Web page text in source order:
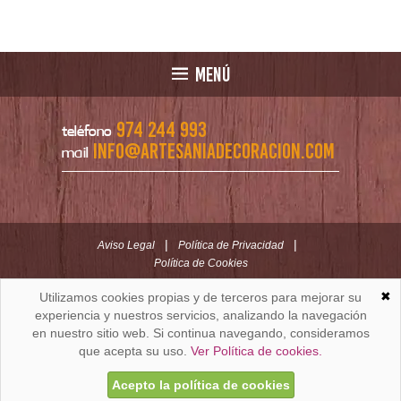
MENÚ
teléfono 974 244 993
mail info@artesaniadecoracion.com
Aviso Legal | Política de Privacidad |
Política de Cookies
ARTESANÍAYDECORACION.COM
C/ Padre Huesca nº 30 | Oficina C/ Roldán nº 5 -3º
Huesca (España)
✖
Utilizamos cookies propias y de terceros para mejorar su
experiencia y nuestros servicios, analizando la navegación
en nuestro sitio web. Si continua navegando, consideramos
que acepta su uso. Ver Política de cookies.
Acepto la política de cookies